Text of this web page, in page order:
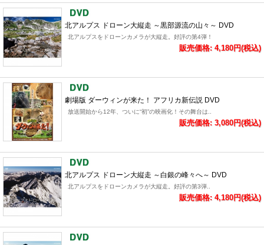
北アルプス ドローン大縦走 ～黒部源流の山々～ DVD
北アルプスをドローンカメラが大縦走。好評の第4弾！
販売価格: 4,180円(税込)
劇場版 ダーウィンが来た！ アフリカ新伝説 DVD
放送開始から12年、ついに“初”の映画化！その舞台は..
販売価格: 3,080円(税込)
北アルプス ドローン大縦走 ～白銀の峰々へ～ DVD
北アルプスをドローンカメラが大縦走。好評の第3弾..
販売価格: 4,180円(税込)